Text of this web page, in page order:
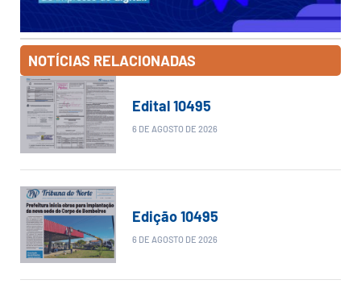
NOTÍCIAS RELACIONADAS
Edital 10495
6 DE AGOSTO DE 2026
Edição 10495
6 DE AGOSTO DE 2026